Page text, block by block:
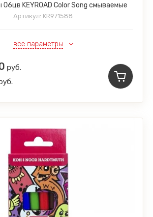
KEYROAD Color Song смываемые
Артикул: KR971588
все параметры
руб.